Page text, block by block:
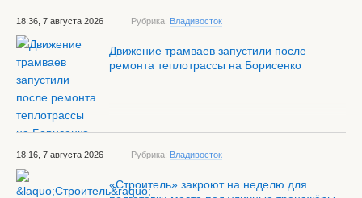
18:36, 7 августа 2026 Рубрика: Владивосток
Движение трамваев запустили после
ремонта теплотрассы на Борисенко
18:16, 7 августа 2026 Рубрика: Владивосток
«Строитель» закроют на неделю для